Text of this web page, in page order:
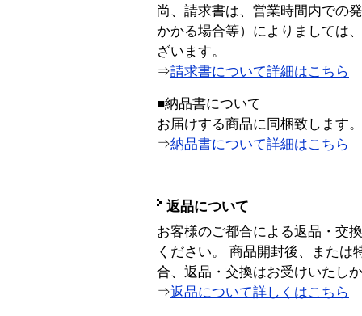
尚、請求書は、営業時間内での
かかる場合等）によりましては
ざいます。
⇒請求書について詳細はこちら
■納品書について
お届けする商品に同梱致します。
⇒納品書について詳細はこちら
返品について
お客様のご都合による返品・交
ください。 商品開封後、または
合、返品・交換はお受けいたし
⇒返品について詳しくはこちら